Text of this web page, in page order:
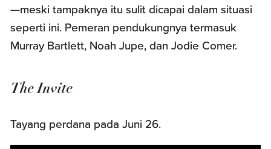
—meski tampaknya itu sulit dicapai dalam situasi
seperti ini. Pemeran pendukungnya termasuk
Murray Bartlett, Noah Jupe, dan Jodie Comer.
The Invite
Tayang perdana pada Juni 26.